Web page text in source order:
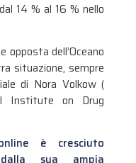
14 % al 16 % nello
dell’Oceano
situazione, sempre
di Nora Volkow (
Institute on Drug
è cresciuto